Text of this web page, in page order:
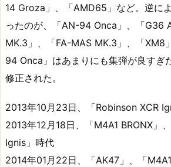
14 Groza」、「AMD65」など。逆に
ったのが、「AN-94 Onca」、「G36
MK.3」、「FA-MAS MK.3」、「XM8
94 Onca」はあまりにも集弾が良すぎ
修正された。
2013年10月23日、「Robinson XCR
2013年12月18日、「M4A1 BRONX」
Ignis」時代
2014年01月22日、「AK47」、「M4A1